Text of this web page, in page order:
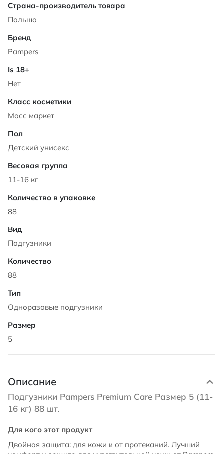
Характеристики
Польша
Pampers
Нет
Масс маркет
Детский унисекс
11-16 кг
88
Подгузники
88
Одноразовые подгузники
5
Описание
Подгузники Pampers Premium Care Размер 5 (11-
16 кг) 88 шт.
Для кого этот продукт
Двойная защита: для кожи и от протеканий. Лучший